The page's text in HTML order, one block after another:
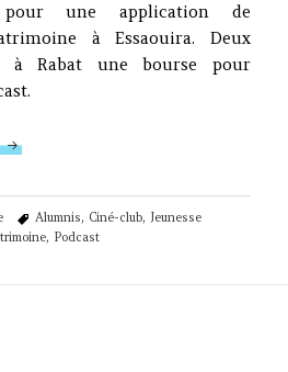
une application de
à Essaouira. Deux
à Rabat une bourse pour
N°271 – Hirondelles et printemps
Tags
Alumnis, Ciné-club, Jeunesse
, Podcast